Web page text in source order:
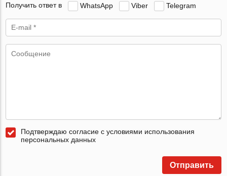
Получить ответ в WhatsApp Viber Telegram
Подтверждаю согласие с условиями использования
персональных данных
Отправить